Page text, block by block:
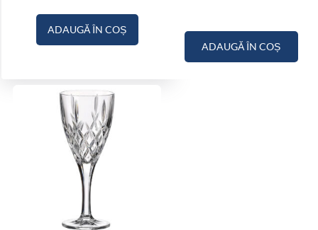
ADAUGĂ ÎN COȘ
ADAUGĂ ÎN COȘ